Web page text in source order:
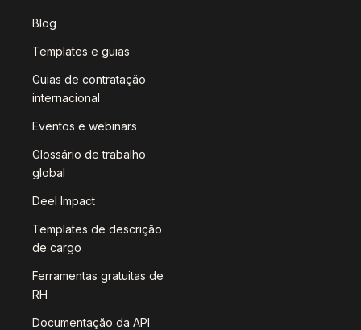
Blog
Templates e guias
Guias de contratação
internacional
Eventos e webinars
Glossário de trabalho
global
Deel Impact
Templates de descrição
de cargo
Ferramentas gratuitas de
RH
Documentação da API